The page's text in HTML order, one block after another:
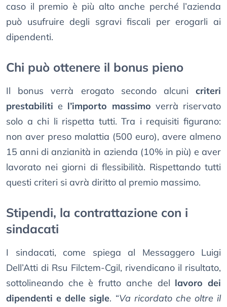
caso il premio è più alto anche perché l’azienda
può usufruire degli sgravi fiscali per erogarli ai
dipendenti.
Chi può ottenere il bonus pieno
Il bonus verrà erogato secondo alcuni criteri
prestabiliti e l’importo massimo verrà riservato
solo a chi li rispetta tutti. Tra i requisiti figurano:
non aver preso malattia (500 euro), avere almeno
15 anni di anzianità in azienda (10% in più) e aver
lavorato nei giorni di flessibilità. Rispettando tutti
questi criteri si avrà diritto al premio massimo.
Stipendi, la contrattazione con i
sindacati
I sindacati, come spiega al Messaggero Luigi
Dell’Atti di Rsu Filctem-Cgil, rivendicano il risultato,
sottolineando che è frutto anche del lavoro dei
dipendenti e delle sigle. “Va ricordato che oltre il